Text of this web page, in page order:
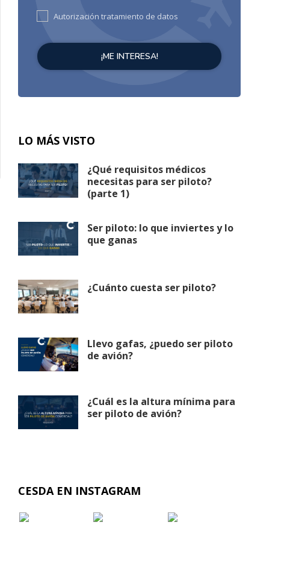
Autorización tratamiento de datos
LO MÁS VISTO
¿Qué requisitos médicos
necesitas para ser piloto?
(parte 1)
Ser piloto: lo que inviertes y lo
que ganas
¿Cuánto cuesta ser piloto?
Llevo gafas, ¿puedo ser piloto
de avión?
¿Cuál es la altura mínima para
ser piloto de avión?
CESDA EN INSTAGRAM